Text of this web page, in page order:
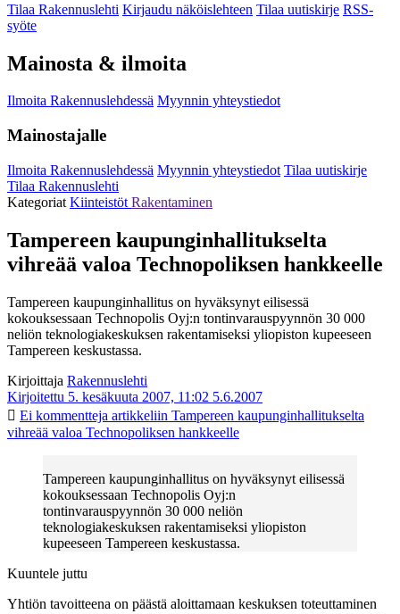
Tilaa Rakennuslehti Kirjaudu näköislehteen Tilaa uutiskirje RSS-
syöte
Mainosta & ilmoita
Ilmoita Rakennuslehdessä Myynnin yhteystiedot
Mainostajalle
Ilmoita Rakennuslehdessä Myynnin yhteystiedot Tilaa uutiskirje
Tilaa Rakennuslehti
Kategoriat Kiinteistöt Rakentaminen
Tampereen kaupunginhallitukselta
vihreää valoa Technopoliksen hankkeelle
Tampereen kaupunginhallitus on hyväksynyt eilisessä
kokouksessaan Technopolis Oyj:n tontinvarauspyynnön 30 000
neliön teknologiakeskuksen rakentamiseksi yliopiston kupeeseen
Tampereen keskustassa.
Kirjoittaja Rakennuslehti
Kirjoitettu 5. kesäkuuta 2007, 11:02 5.6.2007
Ei kommentteja artikkeliin Tampereen kaupunginhallitukselta
vihreää valoa Technopoliksen hankkeelle
Tampereen kaupunginhallitus on hyväksynyt eilisessä
kokouksessaan Technopolis Oyj:n
tontinvarauspyynnön 30 000 neliön
teknologiakeskuksen rakentamiseksi yliopiston
kupeeseen Tampereen keskustassa.
Kuuntele juttu
Yhtiön tavoitteena on päästä aloittamaan keskuksen toteuttaminen